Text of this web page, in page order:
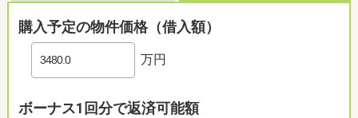
購入予定の物件価格（借入額）
万円
ボーナス1回分で返済可能額